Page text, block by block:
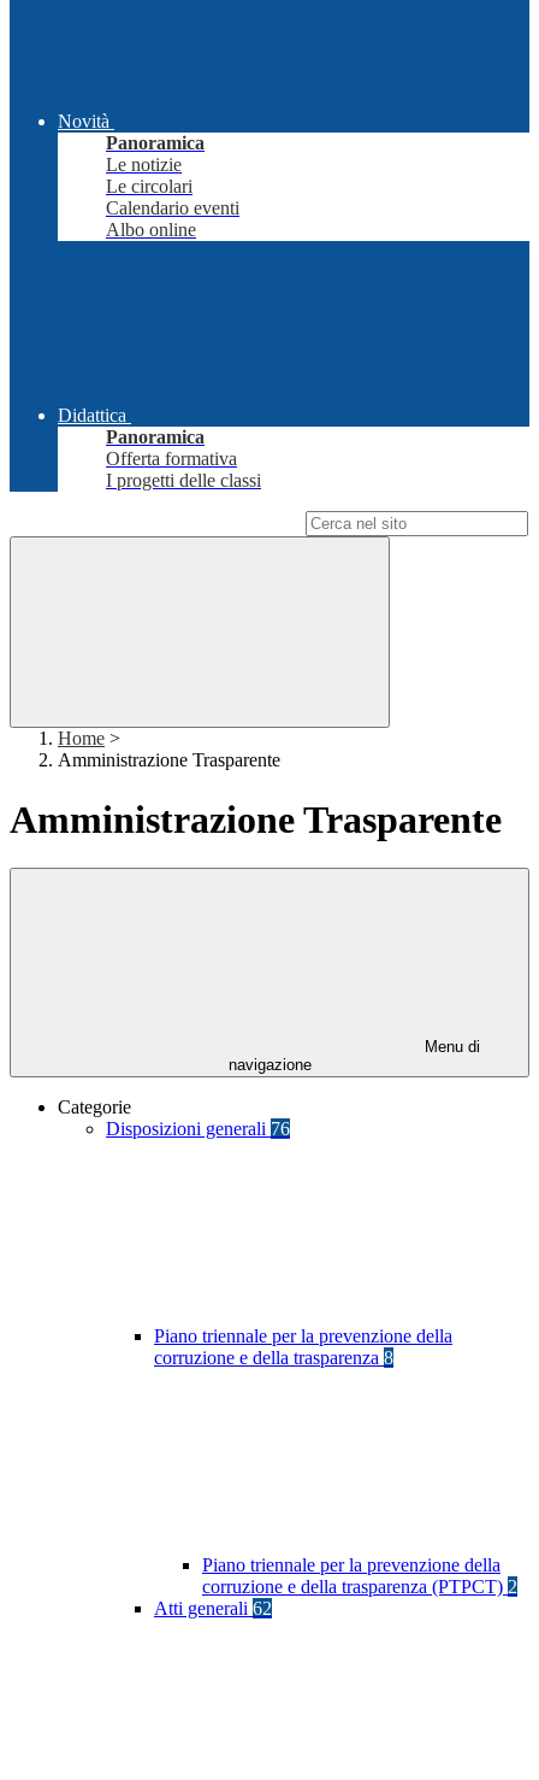
Novità
Panoramica
Le notizie
Le circolari
Calendario eventi
Albo online
Didattica
Panoramica
Offerta formativa
I progetti delle classi
Home >
Amministrazione Trasparente
Amministrazione Trasparente
Menu di
navigazione
Categorie
Disposizioni generali 76
Piano triennale per la prevenzione della
corruzione e della trasparenza 8
Piano triennale per la prevenzione della
corruzione e della trasparenza (PTPCT) 2
Atti generali 62